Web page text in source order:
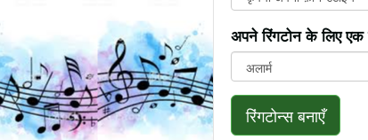
अपने रिंगटोन के लिए
रिंगटोन्स बनाएँ